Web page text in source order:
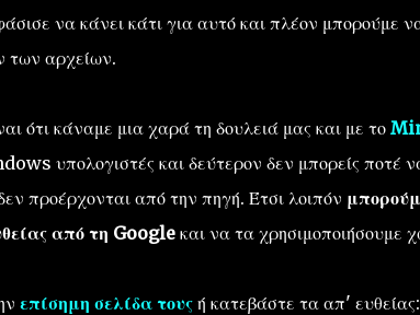
να κάνει κάτι για αυτό και πλέον μπορούμε
των αρχείων.
ότι κάναμε μια χαρά τη δουλειά μας και με το
υπολογιστές και δεύτερον δεν μπορείς ποτέ
προέρχονται από την πηγή. Έτσι λοιπόν
από τη Google και να τα χρησιμοποιήσουμε
επίσημη σελίδα τουςή κατεβάστε τα απ' ευθείας: